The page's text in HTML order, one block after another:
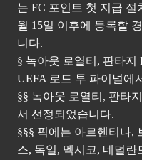
는 FC 포인트 첫 지급 절
월 15일 이후에 등록할
니다.
§ 녹아웃 로열티, 판타지
UEFA 로드 투 파이널에
§§ 녹아웃 로열티, 판타
서 선정되었습니다.
§§§ 픽에는 아르헨티나,
스, 독일, 멕시코, 네덜